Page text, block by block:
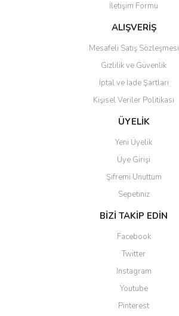
İletişim Formu
ALIŞVERİŞ
Mesafeli Satış Sözleşmesi
Gizlilik ve Güvenlik
İptal ve İade Şartları
Kişisel Veriler Politikası
ÜYELİK
Yeni Üyelik
Üye Girişi
Şifremi Unuttum
Sepetiniz
BİZİ TAKİP EDİN
Facebook
Twitter
Instagram
Youtube
Pinterest